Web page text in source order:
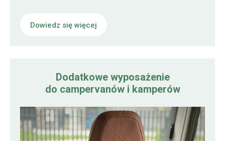
Dowiedz się więcej
Dodatkowe wyposażenie
do campervanów i kamperów